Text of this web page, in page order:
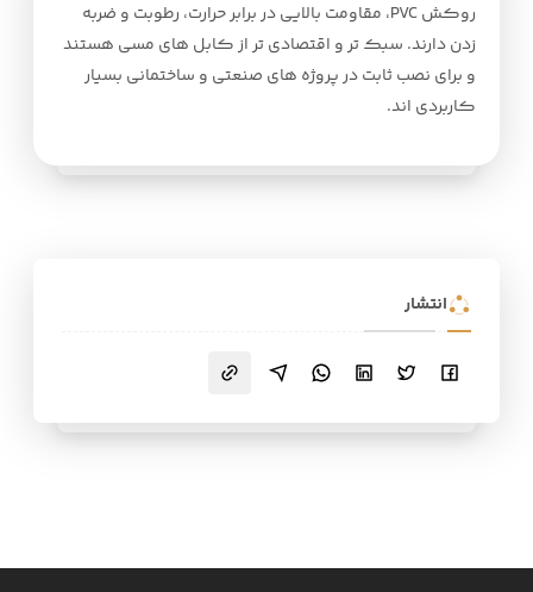
روکش PVC، مقاومت بالایی در برابر حرارت، رطوبت و ضربه
زدن دارند. سبک تر و اقتصادی تر از کابل های مسی هستند
و برای نصب ثابت در پروژه های صنعتی و ساختمانی بسیار
کاربردی اند.
انتشار